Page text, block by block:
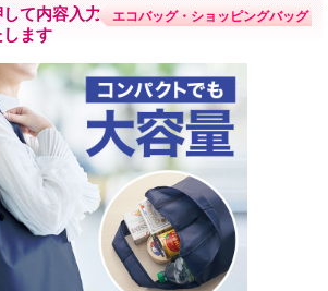
して内容入力→数量・内容に応じて
します
エコバッグ・ショッピングバッグ